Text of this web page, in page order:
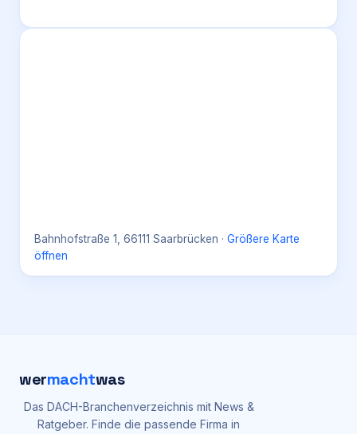
Bahnhofstraße 1, 66111 Saarbrücken · Größere Karte
öffnen
wermachtwas
Das DACH-Branchenverzeichnis mit News &
Ratgeber. Finde die passende Firma in